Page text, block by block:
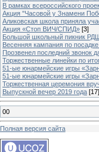
В рамках всероссийского
Акция "Часовой у Знамени
Аликовская школа приняла
Акция «Стоп ВИЧ/СПИД» [3]
Большой школьный пикник
Весенняя кампания по
Прозвенел последний звонок
Торжественные линейки по
51-ые юнармейские игры
51-ые юнармейские игры
Торжественная церемония
Выпускной вечер 2019 года [17]
00
Полная версия сайта